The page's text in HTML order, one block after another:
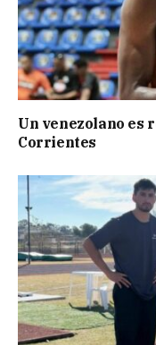
Un venezolano es
Corrientes